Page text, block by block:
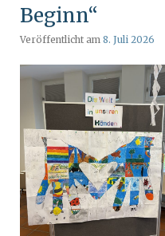
Beginn“
Veröffentlicht am 8. Juli 2026